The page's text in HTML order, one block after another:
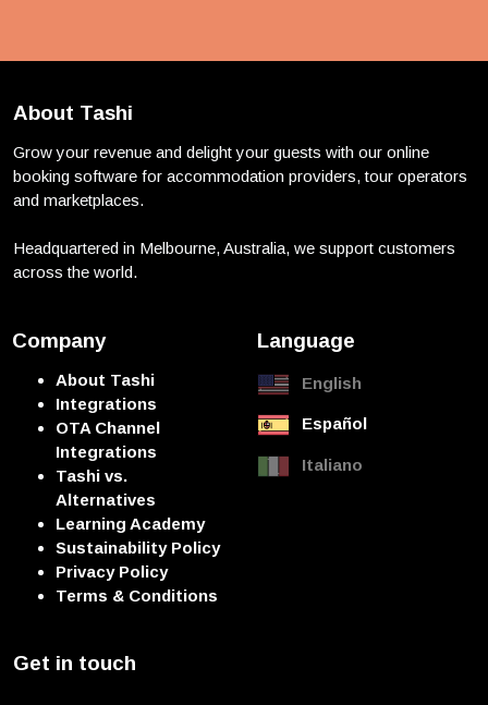
About Tashi
Grow your revenue and delight your guests with our online
booking software for accommodation providers, tour operators
and marketplaces.
Headquartered in Melbourne, Australia, we support customers
across the world.
Company
About Tashi
Integrations
OTA Channel
Integrations
Tashi vs.
Alternatives
Learning Academy
Sustainability Policy
Privacy Policy
Terms & Conditions
Language
English
Español
Italiano
Get in touch